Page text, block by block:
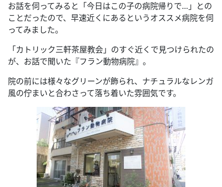
お話を伺ってみると「今日はこの子の病院帰りで…」との
ことだったので、早速近くにあるというオススメ病院を伺
ってみました。
「カトリック三軒茶屋教会」のすぐ近くで見つけられたの
が、お話で聞いた『フラン動物病院』。
院の前には様々なグリーンが飾られ、ナチュラルなレンガ
風の佇まいと合わさって落ち着いた雰囲気です。